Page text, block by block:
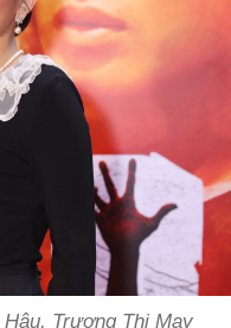
Trương Thị May